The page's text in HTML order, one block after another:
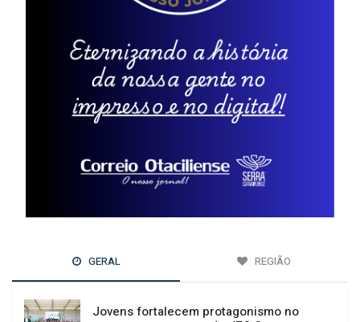
GERAL REGIÃO
Jovens fortalecem protagonismo no